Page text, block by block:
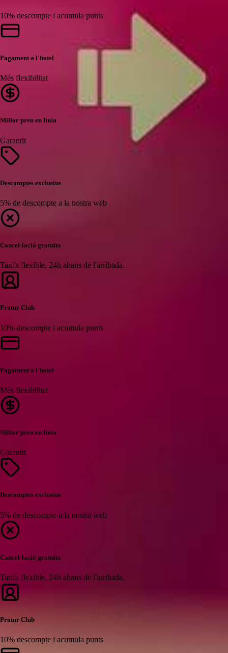
10% descompte i acumula punts
Pagament a l'hotel
Més flexibilitat
Millor preu en línia
Garantit
Descomptes exclusius
5% de descompte a la nostra web
Cancel·lació gratuïta
Tarifa flexible, 24h abans de l'arribada.
Protur Club
10% descompte i acumula punts
Pagament a l'hotel
Més flexibilitat
Millor preu en línia
Garantit
Descomptes exclusius
5% de descompte a la nostra web
Cancel·lació gratuïta
Tarifa flexible, 24h abans de l'arribada.
Protur Club
10% descompte i acumula punts